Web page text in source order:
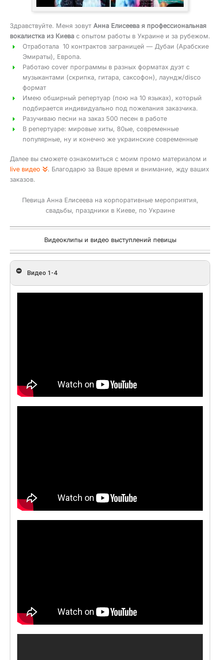
Здравствуйте. Меня зовут Анна Елисеева я профессиональная
вокалистка из Киева с опытом работы в Украине и за рубежом.
Отработала 10 контрактов заграницей — Дубаи (Арабские
Эмираты), Европа.
Работаю cover программы в разных форматах дуэт с
музыкантами (скрипка, гитара, саксофон), лаундж/disco
формат
Имею обширный репертуар (пою на 10 языках), который
подбирается индивидуально под пожелания заказчика.
Разучиваю песни на заказ 500 песен в работе
В репертуаре: мировые хиты, 80ые, современные
популярные, ну и конечно же украинские современные
Далее вы сможете ознакомиться с моим промо материалом и
live видео
. Благодарю за Ваше время и внимание, жду ваших
заказов.
Певица Анна Елисеева на корпоративные мероприятия,
свадьбы, праздники в Киеве, по Украине
Видеоклипы и видео выступлений певицы
Видео 1-4